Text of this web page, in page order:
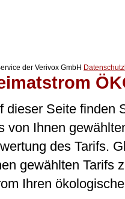
der Verivox GmbH
dieser Seite finden
von Ihnen
des Tarifs.
gewählten Tarifs
Ihren